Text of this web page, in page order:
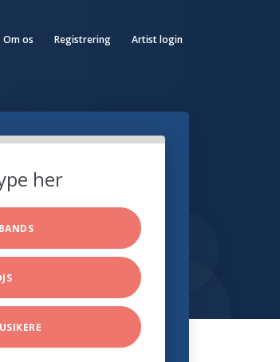
Om os Registrering Artist login
her